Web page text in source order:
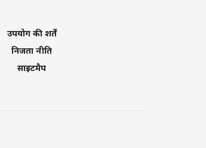
उपयोग की शर्तें
निजता नीति
साइटमैप